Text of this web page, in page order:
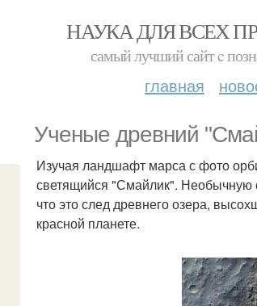
НАУКА ДЛЯ ВСЕХ
самый лучший сайт c
главная
Ученые древний
Изучая ландшафт марса с фото
светящийся "Смайлик". Необычную
что это след древнего озера,
красной планете.